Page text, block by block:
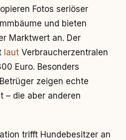
Fotos seriöser
und bieten
Marktwert an. Der
laut Verbraucherzentralen
Euro. Besonders
zeigen echte
– die aber anderen
trifft Hundebesitzer an